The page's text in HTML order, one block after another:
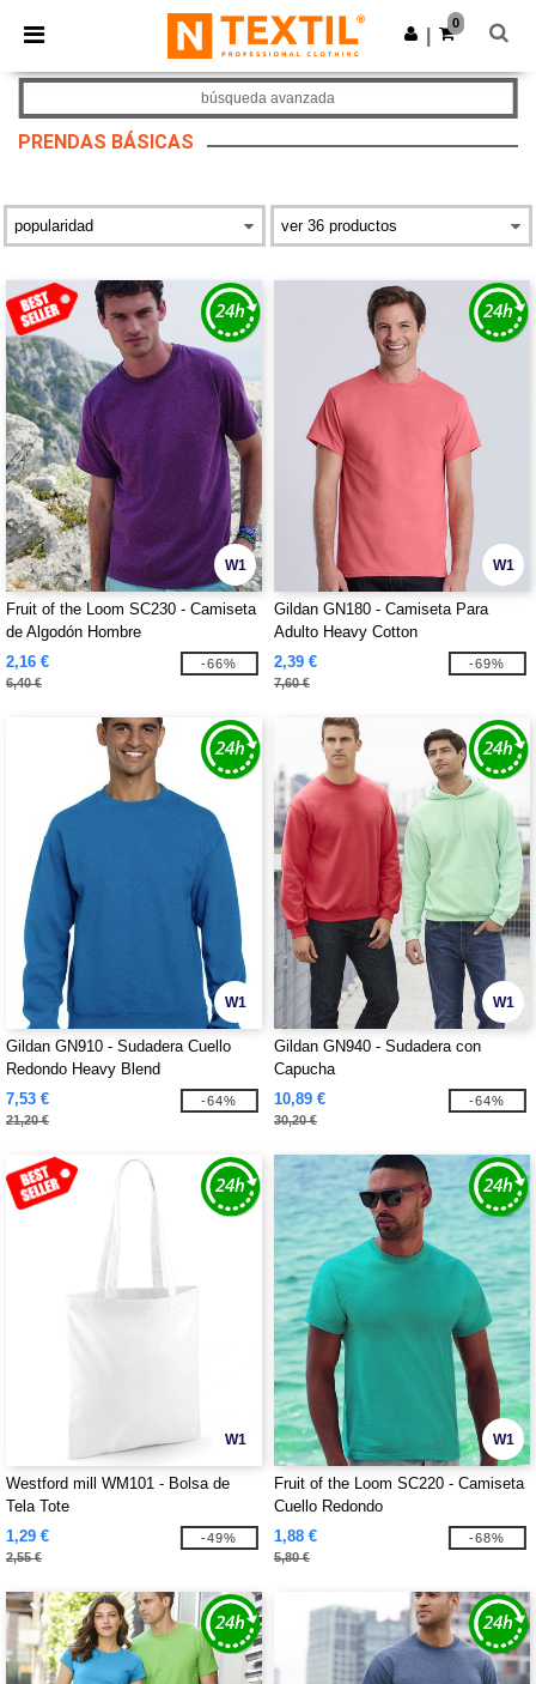
× App de Ntextil
¡Mejores precios en app!
Descargar app
0
PRENDAS BÁSICAS
búsqueda avanzada
W1
Fruit of the Loom SC230 - Camiseta
de Algodón Hombre
2,16 €
6,40 €
-66%
W1
Gildan GN180 - Camiseta Para
Adulto Heavy Cotton
2,39 €
7,60 €
-69%
W1
Gildan GN910 - Sudadera Cuello
Redondo Heavy Blend
7,53 €
21,20 €
-64%
W1
Gildan GN940 - Sudadera con
Capucha
10,89 €
30,20 €
-64%
W1
Westford mill WM101 - Bolsa de
Tela Tote
1,29 €
2,55 €
-49%
W1
Fruit of the Loom SC220 - Camiseta
Cuello Redondo
1,88 €
5,80 €
-68%